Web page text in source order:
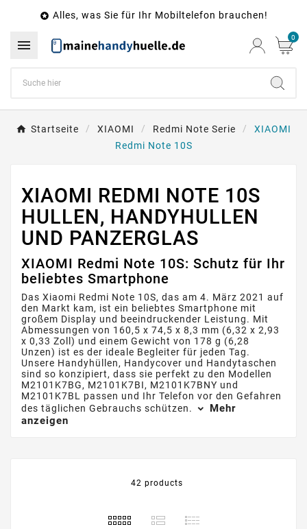
 Alles, was Sie für Ihr Mobiltelefon brauchen!
 0
Startseite XIAOMI Redmi Note Serie
XIAOMI
Redmi Note 10S
XIAOMI REDMI NOTE 10S
HULLEN, HANDYHULLEN
UND PANZERGLAS
XIAOMI Redmi Note 10S: Schutz für Ihr
beliebtes Smartphone
Das Xiaomi Redmi Note 10S, das am 4. März 2021 auf
den Markt kam, ist ein beliebtes Smartphone mit
großem Display und beeindruckender Leistung. Mit
Abmessungen von 160,5 x 74,5 x 8,3 mm (6,32 x 2,93
x 0,33 Zoll) und einem Gewicht von 178 g (6,28
Unzen) ist es der ideale Begleiter für jeden Tag.
Unsere Handyhüllen, Handycover und Handytaschen
sind so konzipiert, dass sie perfekt zu den Modellen
M2101K7BG, M2101K7BI, M2101K7BNY und
M2101K7BL passen und Ihr Telefon vor den Gefahren
des täglichen Gebrauchs schützen.
Mehr
anzeigen
42 products